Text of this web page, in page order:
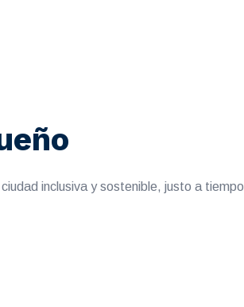
inclusiva y sostenible, justo a tiempo